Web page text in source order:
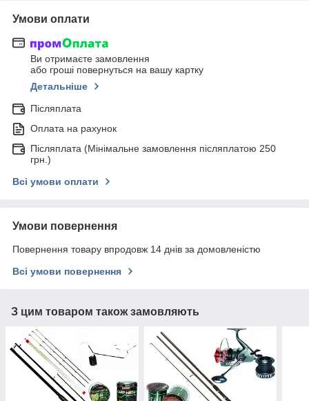
Умови оплати
Ви отримаєте замовлення
або гроші повернуться на вашу картку
Детальніше
Післяплата
Оплата на рахунок
Післяплата (Мінімальне замовлення післяплатою 250
грн.)
Всі умови оплати
Умови повернення
Повернення товару впродовж 14 днів за домовленістю
Всі умови повернення
З цим товаром також замовляють